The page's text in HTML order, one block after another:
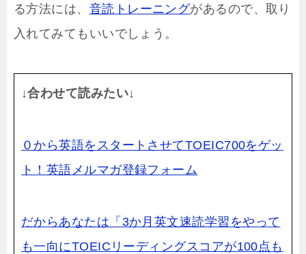
る方法には、 音読トレーニングがあるので、取り
入れてみてもいいでしょう。
↓合わせて読みたい↓
０から英語をスタートさせてTOEIC700をゲッ
ト！英語メルマガ登録フォーム
だからあなたは「3か月英文速読学習をやって
も一向にTOEICリーディングスコアが100点も